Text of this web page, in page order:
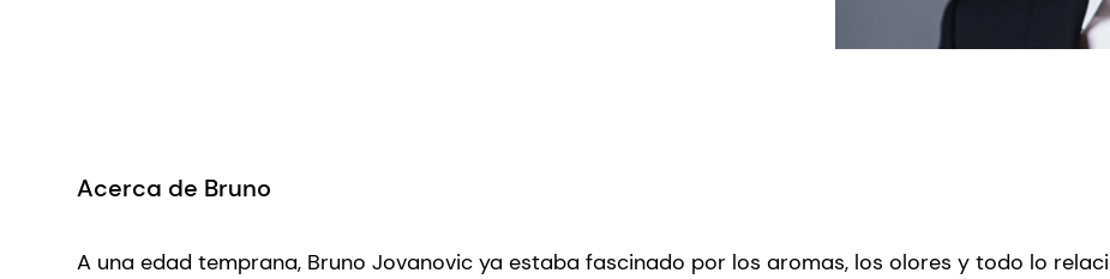
Acerca de Bruno
A una edad temprana, Bruno Jovanovic ya estaba fascinado por los aromas, los olores y todo lo